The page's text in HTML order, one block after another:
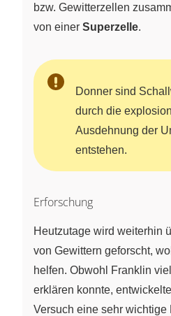
bzw. Gewitterzellen
von einer Superzelle.
Donner sind
durch die
Ausdehnung der
entstehen.
Erforschung
Heutzutage wird weiterhin
von Gewittern geforscht,
helfen. Obwohl Franklin
erklären konnte,
Versuch eine sehr wichtige